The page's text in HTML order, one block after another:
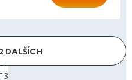
DALŠÍCH
S
3